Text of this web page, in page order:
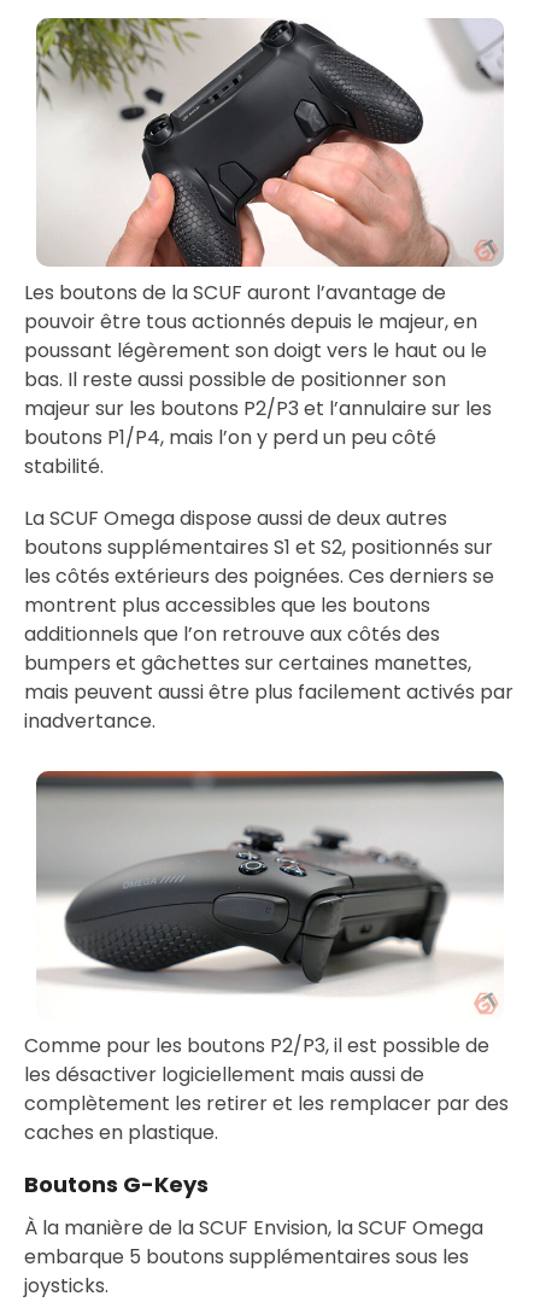
Les boutons de la SCUF auront l’avantage de
pouvoir être tous actionnés depuis le majeur, en
poussant légèrement son doigt vers le haut ou le
bas. Il reste aussi possible de positionner son
majeur sur les boutons P2/P3 et l’annulaire sur les
boutons P1/P4, mais l’on y perd un peu côté
stabilité.
La SCUF Omega dispose aussi de deux autres
boutons supplémentaires S1 et S2, positionnés sur
les côtés extérieurs des poignées. Ces derniers se
montrent plus accessibles que les boutons
additionnels que l’on retrouve aux côtés des
bumpers et gâchettes sur certaines manettes,
mais peuvent aussi être plus facilement activés par
inadvertance.
Comme pour les boutons P2/P3, il est possible de
les désactiver logiciellement mais aussi de
complètement les retirer et les remplacer par des
caches en plastique.
Boutons G-Keys
À la manière de la SCUF Envision, la SCUF Omega
embarque 5 boutons supplémentaires sous les
joysticks.